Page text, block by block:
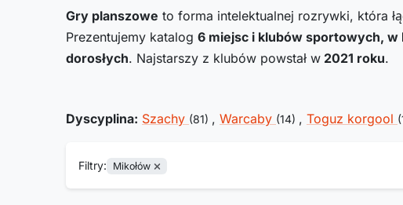
Gry planszowe to forma intelektualnej rozrywki, która
Prezentujemy katalog 6 miejsc i klubów sportowych, w
dorosłych. Najstarszy z klubów powstał w 2021 roku.
Dyscyplina: Szachy (81) , Warcaby (14) , Toguz korgool
Filtry: Mikołów